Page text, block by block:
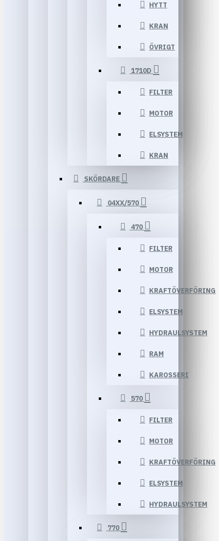
HYTT
KRAN
ÖVRIGT
1710D
FILTER
MOTOR
ELSYSTEM
KRAN
SKÖRDARE
04XX/570
470
FILTER
MOTOR
KRAFTÖVERFÖRING
ELSYSTEM
HYDRAULSYSTEM
RAM
KAROSSERI
570
FILTER
MOTOR
KRAFTÖVERFÖRING
ELSYSTEM
HYDRAULSYSTEM
770